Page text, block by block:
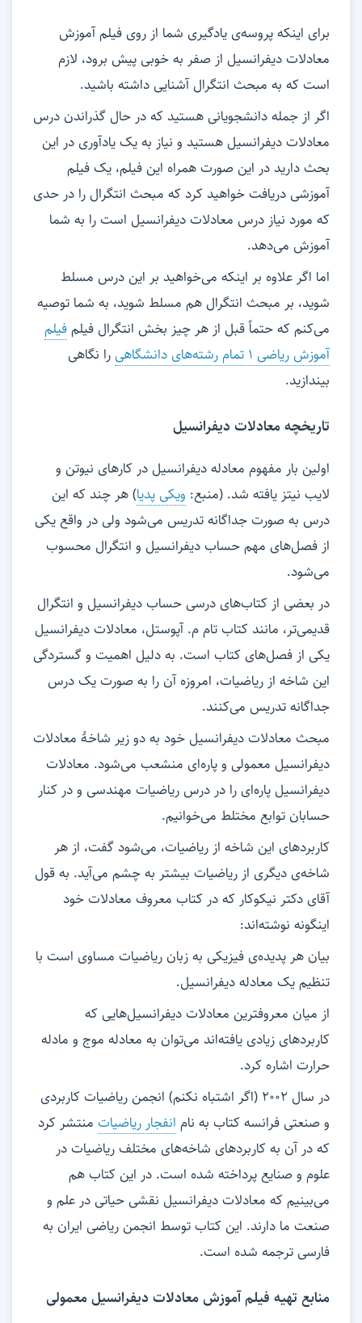
برای اینکه پروسه‌ی یادگیری شما از روی فیلم آموزش
معادلات دیفرانسیل از صفر به خوبی پیش برود، لازم
است که به مبحث انتگرال آشنایی داشته باشید.
اگر از جمله دانشجویانی هستید که در حال گذراندن درس
معادلات دیفرانسیل هستید و نیاز به یک یادآوری در این
بحث دارید در این صورت همراه این فیلم، یک فیلم
آموزشی دریافت خواهید کرد که مبحث انتگرال را در حدی
که مورد نیاز درس معادلات دیفرانسیل است را به شما
آموزش می‌دهد.
اما اگر علاوه بر اینکه می‌خواهید بر این درس مسلط
شوید، بر مبحث انتگرال هم مسلط شوید، به شما توصیه
می‌کنم که حتماً قبل از هر چیز بخش انتگرال فیلمفیلم
آموزش ریاضی ۱ تمام رشته‌های دانشگاهی
را نگاهی
بیندازید.
تاریخچه معادلات دیفرانسیل
اولین بار مفهوم معادله دیفرانسیل در کارهای نیوتن و
لایب نیتز یافته شد. (منبع: ویکی پدیا) هر چند که این
درس به صورت جداگانه تدریس می‌شود ولی در واقع یکی
از فصل‌های مهم حساب دیفرانسیل و انتگرال محسوب
می‌شود.
در بعضی از کتاب‌های درسی حساب دیفرانسیل و انتگرال
قدیمی‌تر، مانند کتاب تام م. آپوستل، معادلات دیفرانسیل
یکی از فصل‌های کتاب است. به دلیل اهمیت و گستردگی
این شاخه از ریاضیات، امروزه آن را به صورت یک درس
جداگانه تدریس می‌کنند.
مبحث معادلات دیفرانسیل خود به دو زیر شاخۀ معادلات
دیفرانسیل معمولی و پاره‌ای منشعب می‌شود. معادلات
دیفرانسیل پاره‌ای را در درس ریاضیات مهندسی و در کنار
حسابان توابع مختلط می‌خوانیم.
کاربردهای این شاخه از ریاضیات، می‌شود گفت، از هر
شاخه‌ی دیگری از ریاضیات بیشتر به چشم می‌آید. به قول
آقای دکتر نیکوکار که در کتاب معروف معادلات خود
اینگونه نوشته‌اند:
بیان هر پدیده‌ی فیزیکی به زبان ریاضیات مساوی است با
تنظیم یک معادله دیفرانسیل.
از میان معروفترین معادلات دیفرانسیل‌هایی که
کاربردهای زیادی یافته‌اند می‌توان به معادله موج و مادله
حرارت اشاره کرد.
در سال 2002 (اگر اشتباه نکنم) انجمن ریاضیات کاربردی
و صنعتی فرانسه کتاب به نام انفجار ریاضیات منتشر کرد
که در آن به کاربردهای شاخه‌های مختلف ریاضیات در
علوم و صنایع پرداخته شده است. در این کتاب هم
می‌بینیم که معادلات دیفرانسیل نقشی حیاتی در علم و
صنعت ما دارند. این کتاب توسط انجمن ریاضی ایران به
فارسی ترجمه شده است.
منابع تهیه فیلم آموزش معادلات دیفرانسیل معمولی